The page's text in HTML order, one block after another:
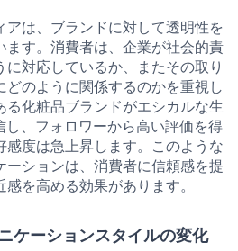
アは、ブランドに対して透明性を
ます。消費者は、企業が社会的責
対応しているか、またその取り
のように関係するのかを重視し
る化粧品ブランドがエシカルな生
し、フォロワーから高い評価を得
感度は急上昇します。このような
ーションは、消費者に信頼感を提
を高める効果があります。
ケーションスタイルの変化